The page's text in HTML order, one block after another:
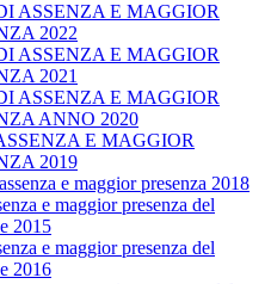
ASSENZA E MAGGIOR
2022
ASSENZA E MAGGIOR
2021
ASSENZA E MAGGIOR
ANNO 2020
E MAGGIOR
2019
e maggior presenza 2018
e maggior presenza del
2015
e maggior presenza del
2016